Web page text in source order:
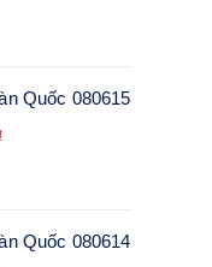
Quốc 080615
Quốc 080614